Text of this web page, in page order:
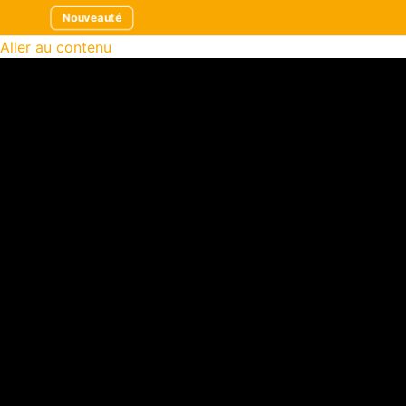
Nouveauté
Aller au contenu